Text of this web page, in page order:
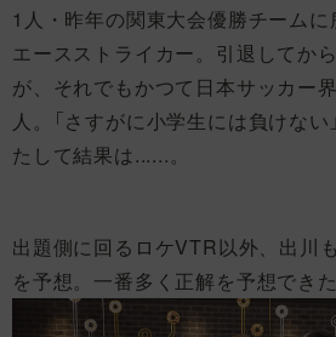
1人・昨年の関東大会優勝チーム
エースストライカー。引退してか
が、それでもかつて日本サッカー
人。「さすがに小学生には負けな
たして結果は......。
出題側に回るロケVTR以外、出川
を予想。一番多く正解を予想でき